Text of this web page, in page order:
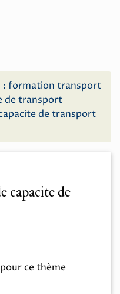
: formation transport
de transport
de transport
ce thème